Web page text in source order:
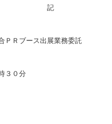
ＰＲブース出展業務委託
３０分